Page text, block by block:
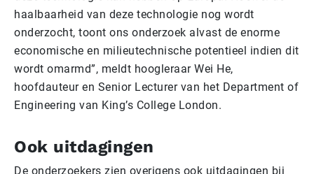
haalbaarheid van deze technologie nog wordt
onderzocht, toont ons onderzoek alvast de enorme
economische en milieutechnische potentieel indien dit
wordt omarmd”, meldt hoogleraar Wei He,
hoofdauteur en Senior Lecturer van het Department of
Engineering van King’s College London.
Ook uitdagingen
De onderzoekers zien overigens ook uitdagingen bij